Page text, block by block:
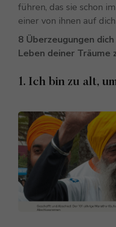
führen, das sie schon
einer von ihnen auf
8 Überzeugungen
Leben deiner Träume
1. Ich bin zu alt,